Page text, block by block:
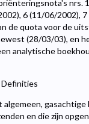
nrs.
6 (11/06/2002),
de quota voor de
(28/03/03), en
analytische
algemeen,
en die zijn